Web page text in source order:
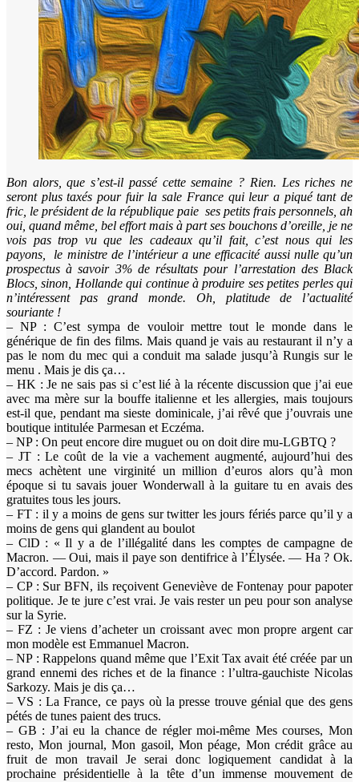
Bon alors, que s’est-il passé cette semaine ? Rien. Les riches ne
seront plus taxés pour fuir la sale France qui leur a piqué tant de
fric, le président de la république paie ses petits frais personnels, ah
oui, quand même, bel effort mais à part ses bouchons d’oreille, je ne
vois pas trop vu que les cadeaux qu’il fait, c’est nous qui les
payons, le ministre de l’intérieur a une efficacité aussi nulle qu’un
prospectus à savoir 3% de résultats pour l’arrestation des Black
Blocs, sinon, Hollande qui continue à produire ses petites perles qui
n’intéressent pas grand monde. Oh, platitude de l’actualité
souriante !
– NP : C’est sympa de vouloir mettre tout le monde dans le
générique de fin des films. Mais quand je vais au restaurant il n’y a
pas le nom du mec qui a conduit ma salade jusqu’à Rungis sur le
menu . Mais je dis ça…
– HK : Je ne sais pas si c’est lié à la récente discussion que j’ai eue
avec ma mère sur la bouffe italienne et les allergies, mais toujours
est-il que, pendant ma sieste dominicale, j’ai rêvé que j’ouvrais une
boutique intitulée Parmesan et Eczéma.
– NP : On peut encore dire muguet ou on doit dire mu-LGBTQ ?
– JT : Le coût de la vie a vachement augmenté, aujourd’hui des
mecs achètent une virginité un million d’euros alors qu’à mon
époque si tu savais jouer Wonderwall à la guitare tu en avais des
gratuites tous les jours.
– FT : il y a moins de gens sur twitter les jours fériés parce qu’il y a
moins de gens qui glandent au boulot
– ClD : « Il y a de l’illégalité dans les comptes de campagne de
Macron. — Oui, mais il paye son dentifrice à l’Élysée. — Ha ? Ok.
D’accord. Pardon. »
– CP : Sur BFN, ils reçoivent Geneviève de Fontenay pour papoter
politique. Je te jure c’est vrai. Je vais rester un peu pour son analyse
sur la Syrie.
– FZ : Je viens d’acheter un croissant avec mon propre argent car
mon modèle est Emmanuel Macron.
– NP : Rappelons quand même que l’Exit Tax avait été créée par un
grand ennemi des riches et de la finance : l’ultra-gauchiste Nicolas
Sarkozy. Mais je dis ça…
– VS : La France, ce pays où la presse trouve génial que des gens
pétés de tunes paient des trucs.
– GB : J’ai eu la chance de régler moi-même Mes courses, Mon
resto, Mon journal, Mon gasoil, Mon péage, Mon crédit grâce au
fruit de mon travail Je serai donc logiquement candidat à la
prochaine présidentielle à la tête d’un immense mouvement de